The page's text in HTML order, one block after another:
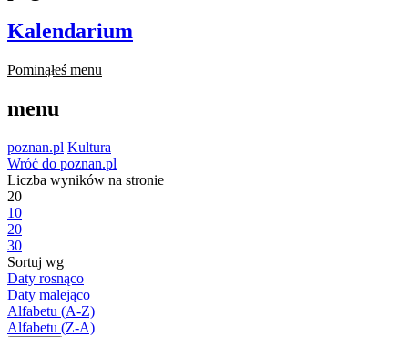
Kalendarium
Pominąłeś menu
menu
poznan.pl Kultura
Wróć do poznan.pl
Liczba wyników na stronie
20
10
20
30
Sortuj wg
Daty rosnąco
Daty malejąco
Alfabetu (A-Z)
Alfabetu (Z-A)